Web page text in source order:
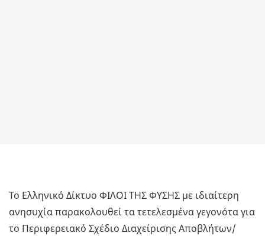
Το Ελληνικό Δίκτυο ΦΙΛΟΙ ΤΗΣ ΦΥΣΗΣ με ιδιαίτερη
ανησυχία παρακολουθεί τα τετελεσμένα γεγονότα για
το Περιφερειακό Σχέδιο Διαχείρισης Αποβλήτων/